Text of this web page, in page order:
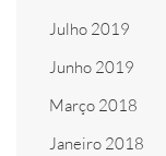
Julho 2019
Junho 2019
Março 2018
Janeiro 2018